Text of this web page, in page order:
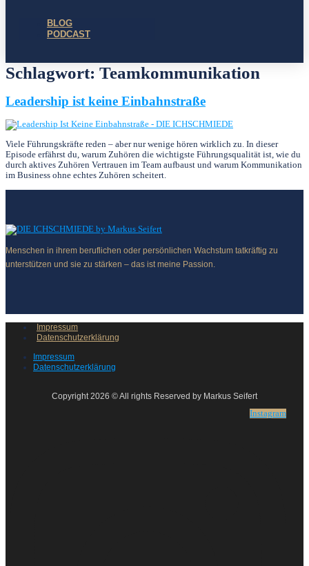
BLOG
PODCAST
Schlagwort: Teamkommunikation
Leadership ist keine Einbahnstraße
Viele Führungskräfte reden – aber nur wenige hören wirklich zu. In dieser
Episode erfährst du, warum Zuhören die wichtigste Führungsqualität ist, wie du
durch aktives Zuhören Vertrauen im Team aufbaust und warum Kommunikation
im Business ohne echtes Zuhören scheitert.
Menschen in ihrem beruflichen oder persönlichen Wachstum tatkräftig zu
unterstützen und sie zu stärken – das ist meine Passion.
Impressum
Datenschutzerklärung
Impressum
Datenschutzerklärung
Copyright 2026 © All rights Reserved by Markus Seifert
Instagram